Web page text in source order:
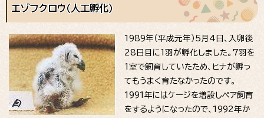
エゾフクロウ（人工孵化）
1989年（平成元年）5月4日、入卵後
28日目に1羽が孵化しました。7羽を
1室で飼育していたため、ヒナが孵っ
てもうまく育たなかったのです。
1991年にはケージを増設しペア飼育
をするようになったので、1992年か